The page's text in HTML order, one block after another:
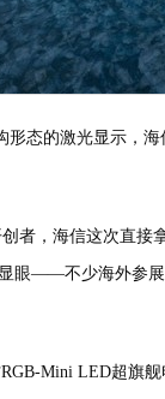
形态的激光显示，
者，海信这次直接
眼——不少海外参
Mini LED超旗